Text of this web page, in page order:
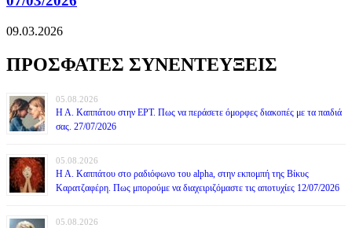
09.03.2026
ΠΡΟΣΦΑΤΕΣ ΣΥΝΕΝΤΕΥΞΕΙΣ
05.08.2026
Η Α. Καππάτου στην ΕΡΤ. Πως να περάσετε όμορφες διακοπές με τα παιδιά
σας. 27/07/2026
05.08.2026
Η Α. Καππάτου στο ραδιόφωνο του alpha, στην εκπομπή της Βίκυς
Καρατζαφέρη. Πως μπορούμε να διαχειριζόμαστε τις αποτυχίες 12/07/2026
05.08.2026